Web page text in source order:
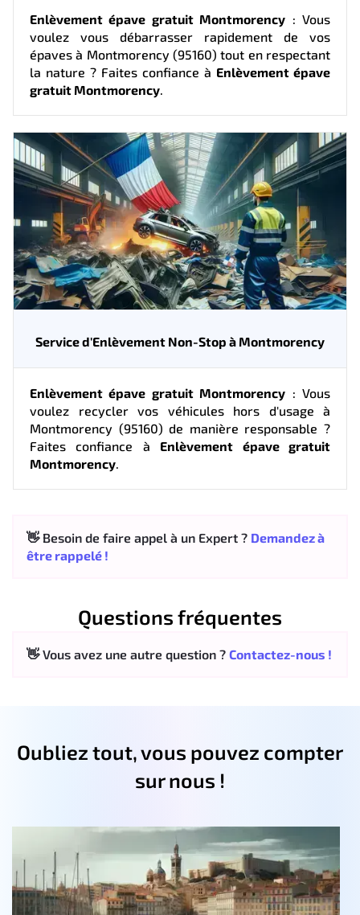
Enlèvement épave gratuit Montmorency : Vous
voulez vous débarrasser rapidement de vos
épaves à Montmorency (95160) tout en respectant
la nature ? Faites confiance à Enlèvement épave
gratuit Montmorency.
Service d'Enlèvement Non-Stop à Montmorency
Enlèvement épave gratuit Montmorency : Vous
voulez recycler vos véhicules hors d'usage à
Montmorency (95160) de manière responsable ?
Faites confiance à Enlèvement épave gratuit
Montmorency.
👋 Besoin de faire appel à un Expert ? Demandez à
être rappelé !
Questions fréquentes
👋 Vous avez une autre question ? Contactez-nous !
Oubliez tout, vous pouvez compter
sur nous !